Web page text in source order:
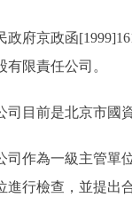
京政函
限責任公司。
目前是北京市國
為一級主管單位
進行檢查，並提出